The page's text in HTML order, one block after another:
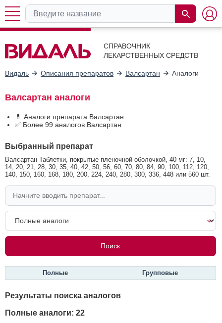
СПРАВОЧНИК
ЛЕКАРСТВЕННЫХ СРЕДСТВ
Видаль Описания препаратов Валсартан Аналоги
Валсартан аналоги
💊 Аналоги препарата Валсартан
✅ Более 99 аналогов Валсартан
Выбранный препарат
Валсартан Таблетки, покрытые пленочной оболочкой, 40 мг: 7, 10,
14, 20, 21, 28, 30, 35, 40, 42, 50, 56, 60, 70, 80, 84, 90, 100, 112, 120,
140, 150, 160, 168, 180, 200, 224, 240, 280, 300, 336, 448 или 560 шт.
Полные Групповые
Результаты поиска аналогов
Полные аналоги: 22